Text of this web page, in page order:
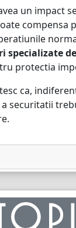
un impact
compensa
specializate
protectia
ca,
securitatii